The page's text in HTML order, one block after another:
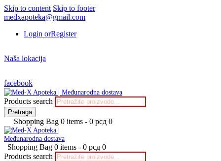
Skip to content Skip to footer
medxapoteka@gmail.com
Login orRegister
Naša lokacija
facebook
Products search
Pretraga
Shopping Bag 0 items - 0 рсд 0
Shopping Bag 0 items - 0 рсд 0
Products search